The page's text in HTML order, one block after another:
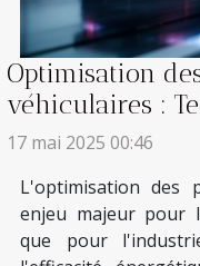
Optimisation
véhiculaires :
17 mai 2025 00:46
L'optimisation des
enjeu majeur pour
que pour